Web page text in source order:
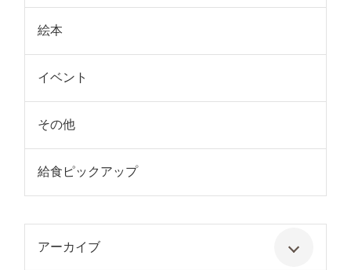
絵本
イベント
その他
給食ピックアップ
アーカイブ